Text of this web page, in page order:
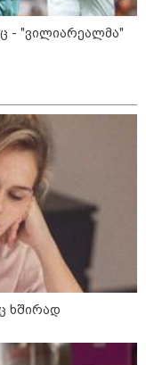
ასე ვარ..
ვარ შეყვარებული
- გაიცანით
ქართულ
ტრამპის
ს
პაკეტი
ამაღელვებელი
- როგორ
56 წლის კაცმა
ზღვაში
- "ვილიარეალმა"
ხშირად